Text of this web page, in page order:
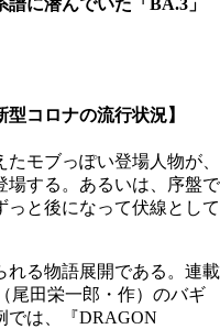
に潜んでいた「BA.3」
コロナの流行状況】
モブっぽい登場人物が、
場する。あるいは、序盤で
っと後になって伏線として
れる物語展開である。連載
尾田栄一郎・作）のバギ
では、『DRAGON